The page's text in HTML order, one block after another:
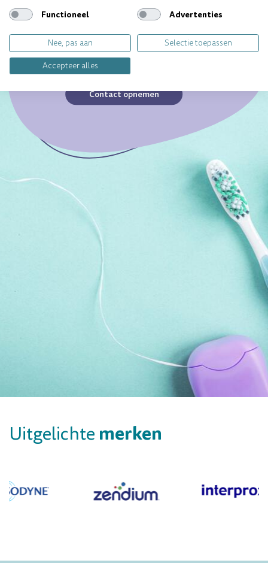
Ieder gebit is uniek. Heb je
een specifieke vraag?
Wij geven jou graag
persoonlijk antwoord.
Contact opnemen
Uitgelichte merken
Functioneel
Advertenties
Nee, pas aan
Selectie toepassen
Accepteer alles